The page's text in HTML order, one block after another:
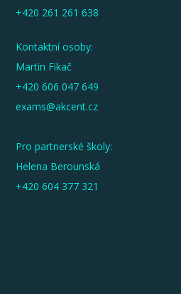
+420 261 261 638
Kontaktní osoby:
Martin Fikač
+420 606 047 649
exams@akcent.cz
Pro partnerské školy:
Helena Berounská
+420 604 377 321